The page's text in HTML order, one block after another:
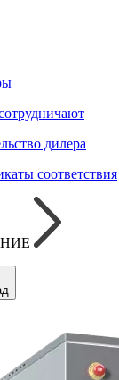
дилера
соответствия